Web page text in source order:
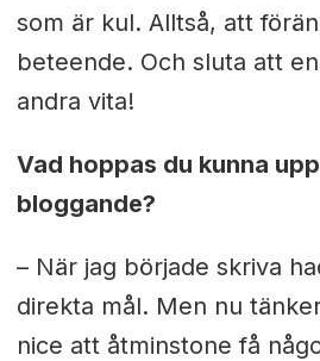
som är kul. Alltså, att
beteende. Och sluta att
andra vita!
Vad hoppas du kunna
bloggande?
– När jag började skriva
direkta mål. Men nu
nice att åtminstone få